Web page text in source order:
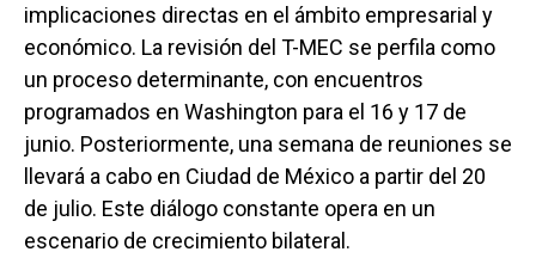
implicaciones directas en el ámbito empresarial y
económico. La revisión del T-MEC se perfila como
un proceso determinante, con encuentros
programados en Washington para el 16 y 17 de
junio. Posteriormente, una semana de reuniones se
llevará a cabo en Ciudad de México a partir del 20
de julio. Este diálogo constante opera en un
escenario de crecimiento bilateral.